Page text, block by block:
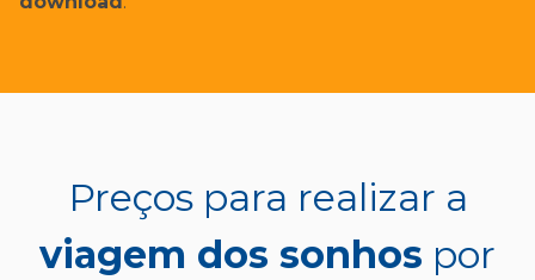
Preços para realizar a
viagem dos sonhos por